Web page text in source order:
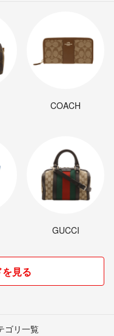
COACH
GUCCI
見る
ゴリ一覧